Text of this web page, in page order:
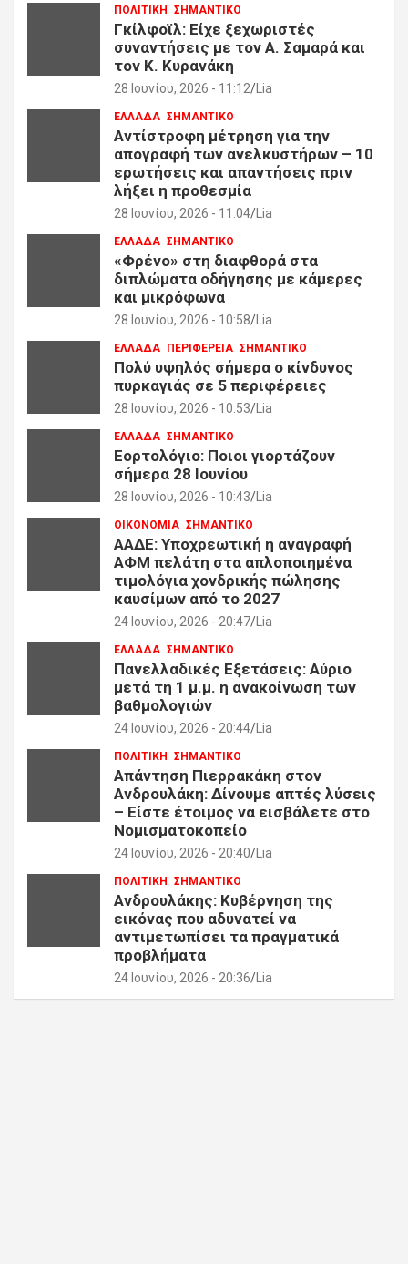
ΠΟΛΙΤΙΚΗ ΣΗΜΑΝΤΙΚΟ
Γκίλφοϊλ: Είχε ξεχωριστές
συναντήσεις με τον Α. Σαμαρά και
τον Κ. Κυρανάκη
28 Ιουνίου, 2026 - 11:12 Lia
ΕΛΛΑΔΑ ΣΗΜΑΝΤΙΚΟ
Αντίστροφη μέτρηση για την
απογραφή των ανελκυστήρων – 10
ερωτήσεις και απαντήσεις πριν
λήξει η προθεσμία
28 Ιουνίου, 2026 - 11:04 Lia
ΕΛΛΑΔΑ ΣΗΜΑΝΤΙΚΟ
«Φρένο» στη διαφθορά στα
διπλώματα οδήγησης με κάμερες
και μικρόφωνα
28 Ιουνίου, 2026 - 10:58 Lia
ΕΛΛΑΔΑ ΠΕΡΙΦΕΡΕΙΑ ΣΗΜΑΝΤΙΚΟ
Πολύ υψηλός σήμερα ο κίνδυνος
πυρκαγιάς σε 5 περιφέρειες
28 Ιουνίου, 2026 - 10:53 Lia
ΕΛΛΑΔΑ ΣΗΜΑΝΤΙΚΟ
Εορτολόγιο: Ποιοι γιορτάζουν
σήμερα 28 Ιουνίου
28 Ιουνίου, 2026 - 10:43 Lia
ΟΙΚΟΝΟΜΙΑ ΣΗΜΑΝΤΙΚΟ
ΑΑΔΕ: Υποχρεωτική η αναγραφή
ΑΦΜ πελάτη στα απλοποιημένα
τιμολόγια χονδρικής πώλησης
καυσίμων από το 2027
24 Ιουνίου, 2026 - 20:47 Lia
ΕΛΛΑΔΑ ΣΗΜΑΝΤΙΚΟ
Πανελλαδικές Εξετάσεις: Αύριο
μετά τη 1 μ.μ. η ανακοίνωση των
βαθμολογιών
24 Ιουνίου, 2026 - 20:44 Lia
ΠΟΛΙΤΙΚΗ ΣΗΜΑΝΤΙΚΟ
Απάντηση Πιερρακάκη στον
Ανδρουλάκη: Δίνουμε απτές λύσεις
– Είστε έτοιμος να εισβάλετε στο
Νομισματοκοπείο
24 Ιουνίου, 2026 - 20:40 Lia
ΠΟΛΙΤΙΚΗ ΣΗΜΑΝΤΙΚΟ
Ανδρουλάκης: Κυβέρνηση της
εικόνας που αδυνατεί να
αντιμετωπίσει τα πραγματικά
προβλήματα
24 Ιουνίου, 2026 - 20:36 Lia